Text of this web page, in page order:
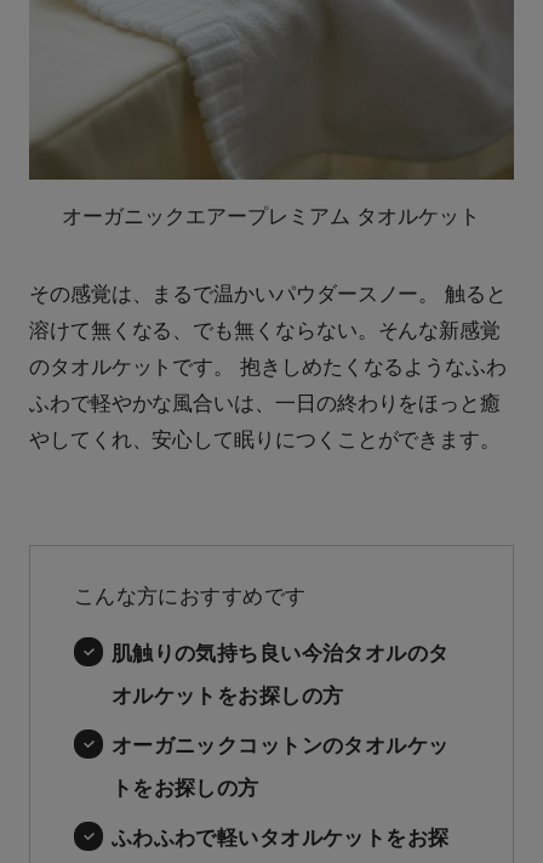
オーガニックエアープレミアム タオルケット
その感覚は、まるで温かいパウダースノー。 触ると
溶けて無くなる、でも無くならない。そんな新感覚
のタオルケットです。 抱きしめたくなるようなふわ
ふわで軽やかな風合いは、一日の終わりをほっと癒
やしてくれ、安心して眠りにつくことができます。
こんな方におすすめです
肌触りの気持ち良い今治タオルのタ
オルケットをお探しの方
オーガニックコットンのタオルケッ
トをお探しの方
ふわふわで軽いタオルケットをお探